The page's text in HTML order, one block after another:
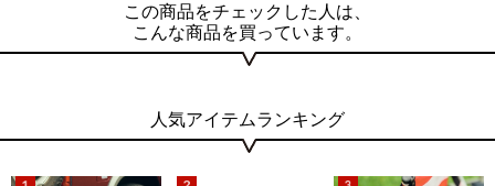
この商品をチェックした人は、
こんな商品を買っています。
人気アイテムランキング